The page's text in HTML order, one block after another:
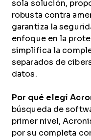
sola solución,
robusta contra
garantiza la
enfoque en la
simplifica la
separados de
datos.
Por qué elegí
búsqueda de
primer nivel,
por su completa